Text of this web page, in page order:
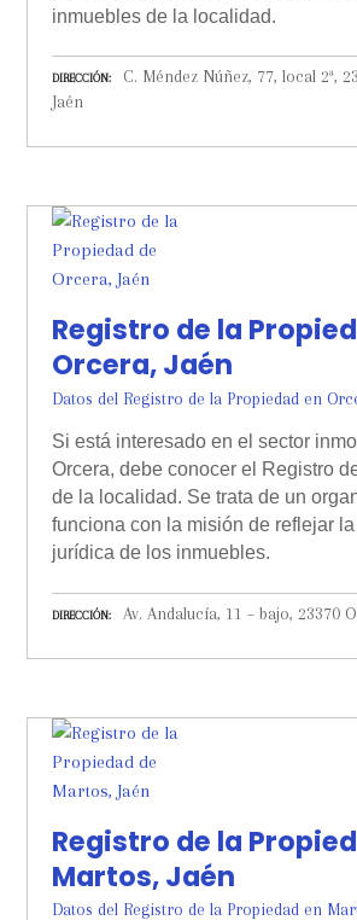
inmuebles de la localidad.
DIRECCIÓN
C. Méndez Núñez, 77, local 2ª,
Jaén
Registro de la
Orcera, Jaén
Datos del Registro de la Propiedad en
Si está interesado en el sector
Orcera, debe conocer el Registro
de la localidad. Se trata de un
funciona con la misión de reflejar
jurídica de los inmuebles.
DIRECCIÓN Av. Andalucía, 11 – bajo, 23370
Registro de la
Martos, Jaén
Datos del Registro de la Propiedad en